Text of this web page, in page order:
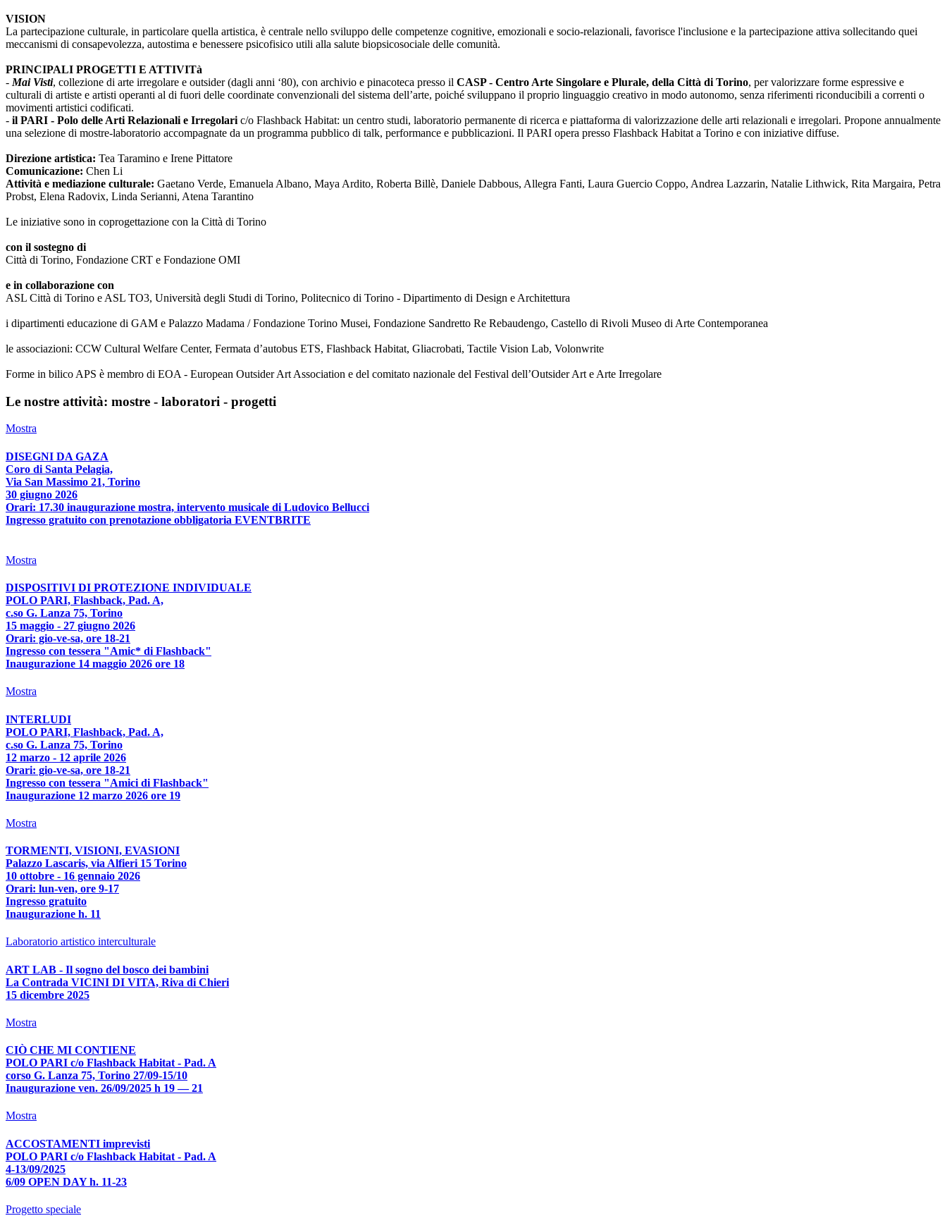
VISION
La partecipazione culturale, in particolare quella artistica, è centrale nello sviluppo delle competenze cognitive, emozionali e socio-relazionali, favorisce l'inclusione e la partecipazione attiva sollecitando quei
meccanismi di consapevolezza, autostima e benessere psicofisico utili alla salute biopsicosociale delle comunità.
PRINCIPALI PROGETTI E ATTIVITà
- Mai Visti, collezione di arte irregolare e outsider (dagli anni ‘80), con archivio e pinacoteca presso il CASP - Centro Arte Singolare e Plurale, della Città di Torino, per valorizzare forme espressive e
culturali di artiste e artisti operanti al di fuori delle coordinate convenzionali del sistema dell’arte, poiché sviluppano il proprio linguaggio creativo in modo autonomo, senza riferimenti riconducibili a correnti o
movimenti artistici codificati.
- il PARI - Polo delle Arti Relazionali e Irregolari c/o Flashback Habitat: un centro studi, laboratorio permanente di ricerca e piattaforma di valorizzazione delle arti relazionali e irregolari. Propone annualmente
una selezione di mostre-laboratorio accompagnate da un programma pubblico di talk, performance e pubblicazioni. Il PARI opera presso Flashback Habitat a Torino e con iniziative diffuse.
Direzione artistica: Tea Taramino e Irene Pittatore
Comunicazione: Chen Li
Attività e mediazione culturale: Gaetano Verde, Emanuela Albano, Maya Ardito, Roberta Billè, Daniele Dabbous, Allegra Fanti, Laura Guercio Coppo, Andrea Lazzarin, Natalie Lithwick, Rita Margaira, Petra
Probst, Elena Radovix, Linda Serianni, Atena Tarantino
Le iniziative sono in coprogettazione con la Città di Torino
con il sostegno di
Città di Torino, Fondazione CRT e Fondazione OMI
e in collaborazione con
ASL Città di Torino e ASL TO3, Università degli Studi di Torino, Politecnico di Torino - Dipartimento di Design e Architettura
i dipartimenti educazione di GAM e Palazzo Madama / Fondazione Torino Musei, Fondazione Sandretto Re Rebaudengo, Castello di Rivoli Museo di Arte Contemporanea
le associazioni: CCW Cultural Welfare Center, Fermata d’autobus ETS, Flashback Habitat, Gliacrobati, Tactile Vision Lab, Volonwrite
Forme in bilico APS è membro di EOA - European Outsider Art Association e del comitato nazionale del Festival dell’Outsider Art e Arte Irregolare
Le nostre attività: mostre - laboratori - progetti
Mostra
DISEGNI DA GAZA
Coro di Santa Pelagia,
Via San Massimo 21, Torino
30 giugno 2026
Orari: 17.30 inaugurazione mostra, intervento musicale di Ludovico Bellucci
Ingresso gratuito con prenotazione obbligatoria EVENTBRITE
Mostra
DISPOSITIVI DI PROTEZIONE INDIVIDUALE
POLO PARI, Flashback, Pad. A,
c.so G. Lanza 75, Torino
15 maggio - 27 giugno 2026
Orari: gio-ve-sa, ore 18-21
Ingresso con tessera "Amic* di Flashback"
Inaugurazione 14 maggio 2026 ore 18
Mostra
INTERLUDI
POLO PARI, Flashback, Pad. A,
c.so G. Lanza 75, Torino
12 marzo - 12 aprile 2026
Orari: gio-ve-sa, ore 18-21
Ingresso con tessera "Amici di Flashback"
Inaugurazione 12 marzo 2026 ore 19
Mostra
TORMENTI, VISIONI, EVASIONI
Palazzo Lascaris, via Alfieri 15 Torino
10 ottobre - 16 gennaio 2026
Orari: lun-ven, ore 9-17
Ingresso gratuito
Inaugurazione h. 11
Laboratorio artistico interculturale
ART LAB - Il sogno del bosco dei bambini
La Contrada VICINI DI VITA, Riva di Chieri
15 dicembre 2025
Mostra
CIÒ CHE MI CONTIENE
POLO PARI c/o Flashback Habitat - Pad. A
corso G. Lanza 75, Torino 27/09-15/10
Inaugurazione ven. 26/09/2025 h 19 — 21
Mostra
ACCOSTAMENTI imprevisti
POLO PARI c/o Flashback Habitat - Pad. A
4-13/09/2025
6/09 OPEN DAY h. 11-23
Progetto speciale